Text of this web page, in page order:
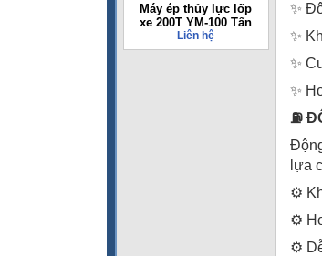
Máy ép thủy lực lốp
xe 200T YM-100 Tấn
Liên hệ
✨
✨
✨
✨
⛽
lựa
⚙️
⚙️
⚙️